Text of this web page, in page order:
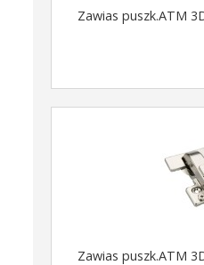
Zawias puszk.ATM
Zawias puszk.ATM